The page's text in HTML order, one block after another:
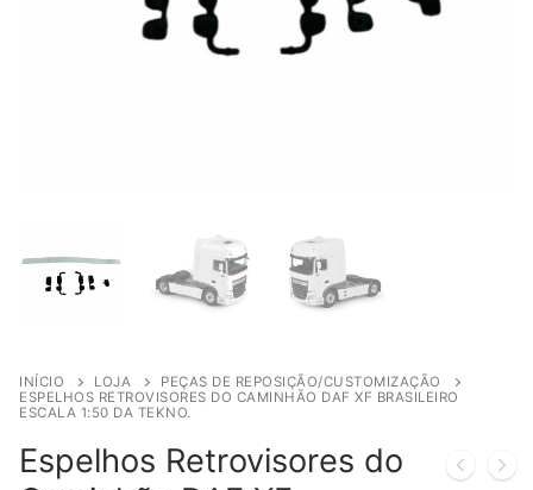
INÍCIO LOJA
PEÇAS DE REPOSIÇÃO/CUSTOMIZAÇÃO
ESPELHOS RETROVISORES DO CAMINHÃO DAF XF BRASILEIRO
ESCALA 1:50 DA TEKNO.
Espelhos Retrovisores do